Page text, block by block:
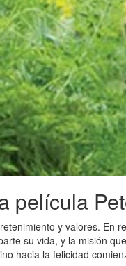
película
y valores. En
su vida, y la misión
hacia la felicidad